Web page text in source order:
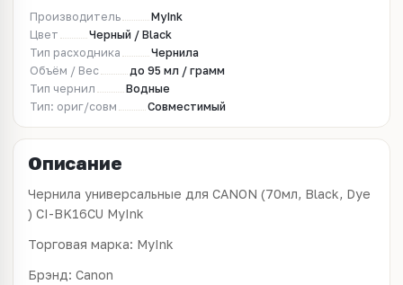
Производитель
MyInk
Цвет
Черный / Black
Тип расходника
Чернила
Объём / Вес
до 95 мл / грамм
Тип чернил
Водные
Тип: ориг/совм
Совместимый
Описание
Чернила универсальные для CANON (70мл, Black, Dye
) CI-BK16CU MyInk
Торговая марка: MyInk
Брэнд: Canon